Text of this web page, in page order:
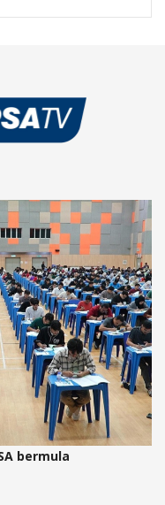
bermula